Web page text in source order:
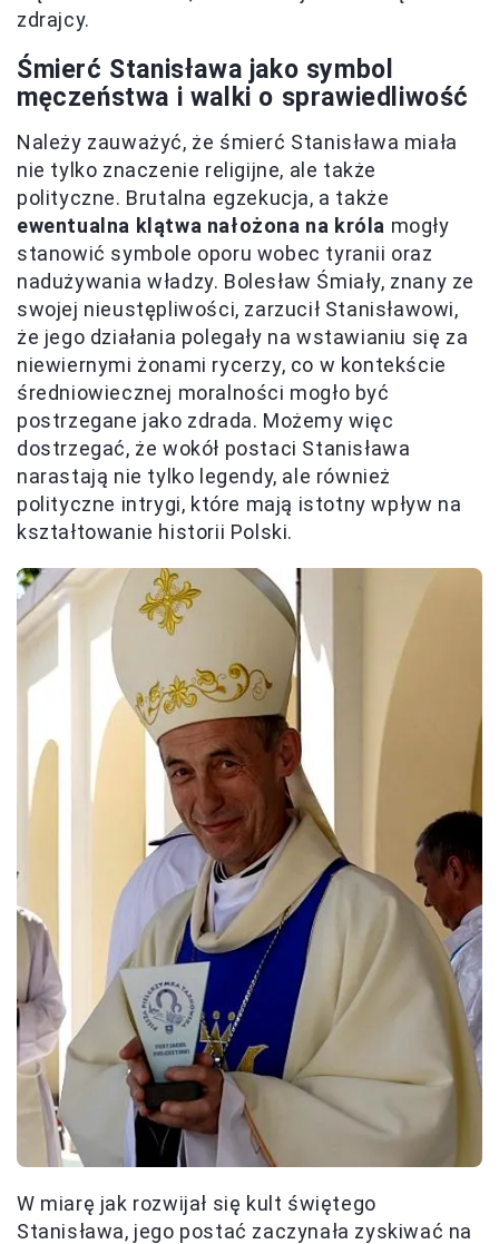
zdrajcy.
Śmierć Stanisława jako symbol
męczeństwa i walki o sprawiedliwość
Należy zauważyć, że śmierć Stanisława miała
nie tylko znaczenie religijne, ale także
polityczne. Brutalna egzekucja, a także
ewentualna klątwa nałożona na króla mogły
stanowić symbole oporu wobec tyranii oraz
nadużywania władzy. Bolesław Śmiały, znany ze
swojej nieustępliwości, zarzucił Stanisławowi,
że jego działania polegały na wstawianiu się za
niewiernymi żonami rycerzy, co w kontekście
średniowiecznej moralności mogło być
postrzegane jako zdrada. Możemy więc
dostrzegać, że wokół postaci Stanisława
narastają nie tylko legendy, ale również
polityczne intrygi, które mają istotny wpływ na
kształtowanie historii Polski.
W miarę jak rozwijał się kult świętego
Stanisława, jego postać zaczynała zyskiwać na